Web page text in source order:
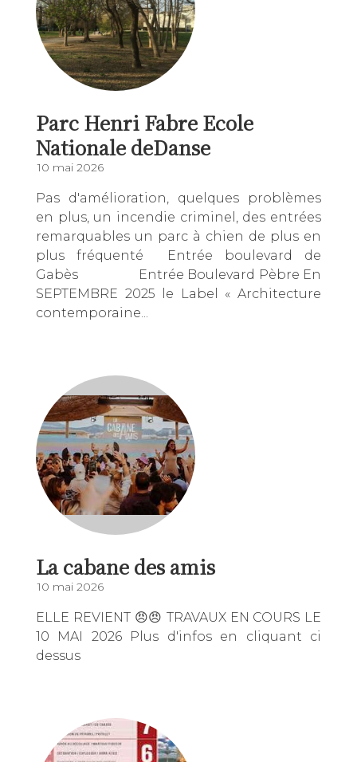
Parc Henri Fabre Ecole
Nationale deDanse
10 mai 2026
Pas d'amélioration, quelques problèmes
en plus, un incendie criminel, des entrées
remarquables un parc à chien de plus en
plus fréquenté Entrée boulevard de
Gabès Entrée Boulevard Pèbre En
SEPTEMBRE 2025 le Label « Architecture
contemporaine...
La cabane des amis
10 mai 2026
ELLE REVIENT 😠😠 TRAVAUX EN COURS LE
10 MAI 2026 Plus d'infos en cliquant ci
dessus